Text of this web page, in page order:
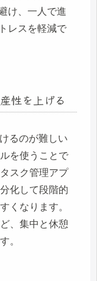
け、一人で進
レスを軽減で
性を上げる
るのが難しい
を使うことで
スク管理アプ
化して段階的
くなります。
、集中と休憩
。